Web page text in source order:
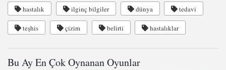
hastalık ilginç bilgiler dünya tedavi
teşhis çizim belirti hastalıklar
Bu Ay En Çok Oynanan Oyunlar